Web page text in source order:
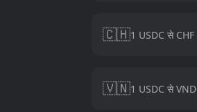
🇨🇭1 USDC से CHF
🇻🇳1 USDC से VND